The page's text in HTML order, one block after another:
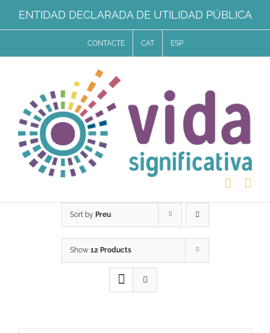
Skip
to
ENTIDAD DECLARADA DE UTILIDAD PÚBLICA
CONTACTE CAT ESP
Sort by Preu
Show 12 Products